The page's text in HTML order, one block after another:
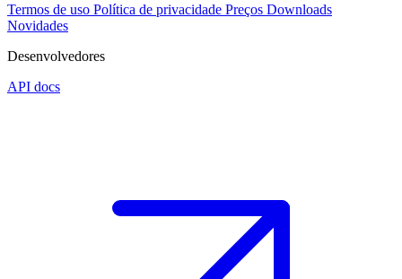
Termos de uso Política de privacidade Preços Downloads
Novidades
Desenvolvedores
API docs